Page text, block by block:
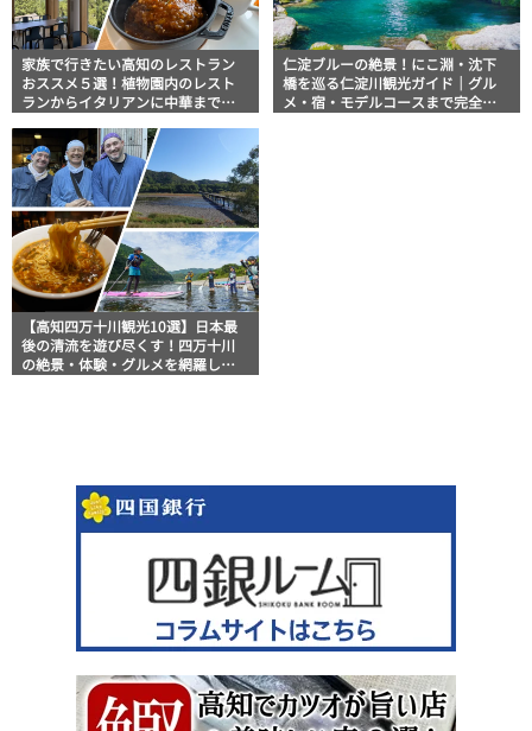
家族で行きたい高知のレストラン
おススメ５選！植物園内のレスト
ランからイタリアンに中華まで楽
仁淀ブルーの絶景！にこ淵・沈下
橋を巡る仁淀川観光ガイド｜グル
メ・宿・モデルコースまで完全網
【高知四万十川観光10選】日本最
後の清流を遊び尽くす！四万十川
の絶景・体験・グルメを網羅した